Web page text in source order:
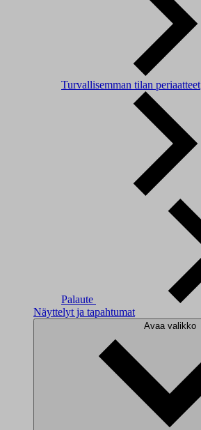
Turvallisemman tilan periaatteet
Palaute
Näyttelyt ja tapahtumat
Avaa valikko